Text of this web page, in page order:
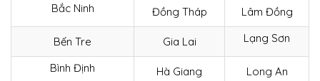
Bắc Ninh Đồng Tháp Lâm Đồng
Bến Tre Gia Lai Lạng Sơn
Bình Định Hà Giang Long An